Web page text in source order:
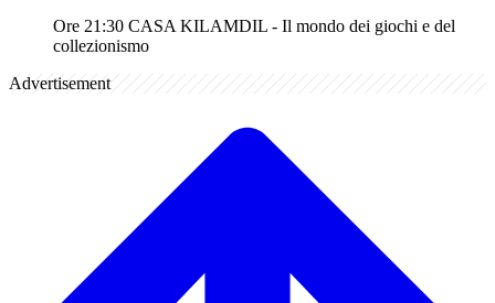
Ore 21:30 CASA KILAMDIL - Il mondo dei giochi e del
collezionismo
Advertisement